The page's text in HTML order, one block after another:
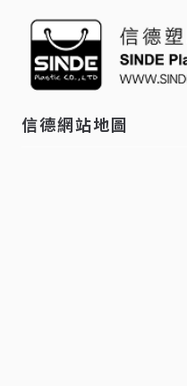
信德網站地圖